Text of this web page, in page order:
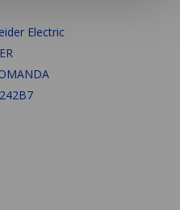
Electric